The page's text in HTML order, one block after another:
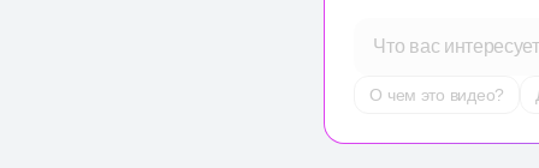
Что вас
О чем это видео?